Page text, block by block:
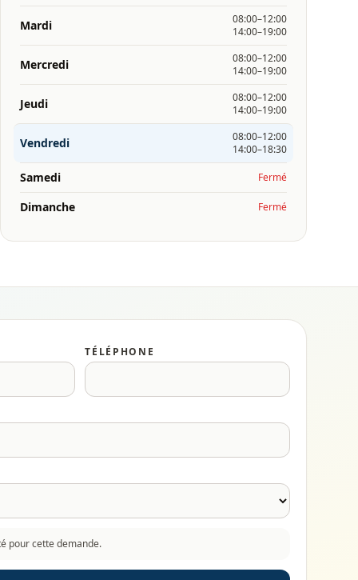
Mardi
08:00–12:00
14:00–19:00
Mercredi
08:00–12:00
14:00–19:00
Jeudi
08:00–12:00
14:00–19:00
Vendredi
08:00–12:00
14:00–18:30
Samedi Fermé
Dimanche Fermé
TÉLÉPHONE
pour cette demande.